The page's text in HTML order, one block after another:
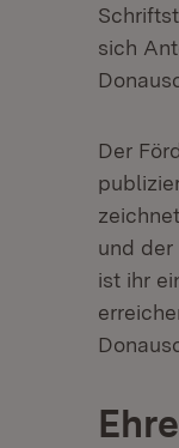
sich
Der
und der
ist ihr